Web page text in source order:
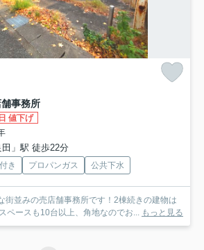
事務所
値下げ
」駅 徒歩22分
き プロパンガス 公共下水
街並みの売店舗事務所です！2棟続きの建物は
ペースも10台以上、角地なのでお...
もっと見る